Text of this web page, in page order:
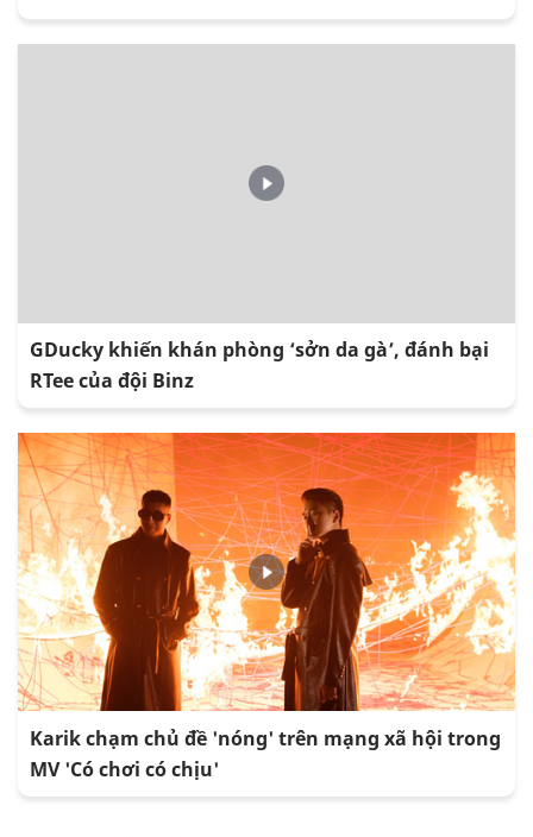
GDucky khiến khán phòng ‘sởn da gà’, đánh bại
RTee của đội Binz
Karik chạm chủ đề 'nóng' trên mạng xã hội trong
MV 'Có chơi có chịu'